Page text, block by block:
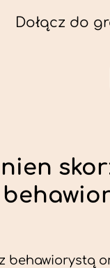
Dołącz do
behawiorystą